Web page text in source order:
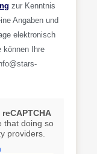
zur Kenntnis
Angaben und
elektronisch
können Ihre
reCAPTCHA
that doing so
providers.